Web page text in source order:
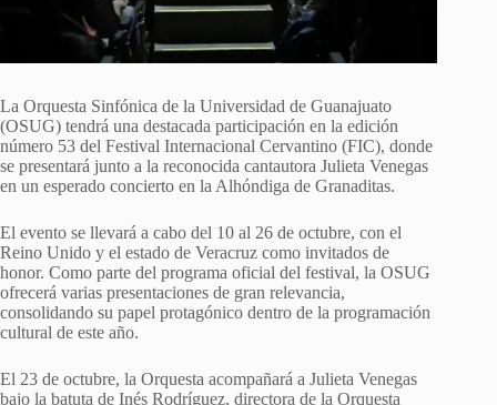
La Orquesta Sinfónica de la Universidad de Guanajuato
(OSUG) tendrá una destacada participación en la edición
número 53 del Festival Internacional Cervantino (FIC), donde
se presentará junto a la reconocida cantautora Julieta Venegas
en un esperado concierto en la Alhóndiga de Granaditas.
El evento se llevará a cabo del 10 al 26 de octubre, con el
Reino Unido y el estado de Veracruz como invitados de
honor. Como parte del programa oficial del festival, la OSUG
ofrecerá varias presentaciones de gran relevancia,
consolidando su papel protagónico dentro de la programación
cultural de este año.
El 23 de octubre, la Orquesta acompañará a Julieta Venegas
bajo la batuta de Inés Rodríguez, directora de la Orquesta